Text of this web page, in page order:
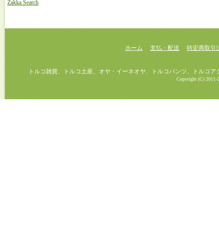
Zakka Search
ホーム 支払・配送 特定商取引
トルコ雑貨、トルコ土産、オヤ・イーネオヤ、トルコパンツ、トルコアク
Copyright (C) 2011-